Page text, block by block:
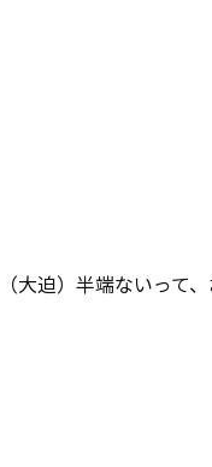
大迫）半端ないって